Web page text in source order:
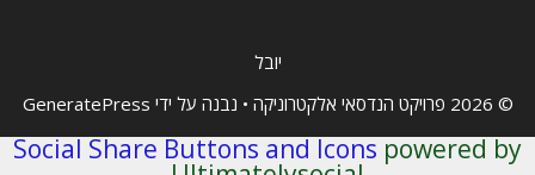
יובל
© 2026 פרויקט הנדסאי אלקטרוניקה
• נבנה על ידי GeneratePress
Social Share Buttons and Iconspowered by